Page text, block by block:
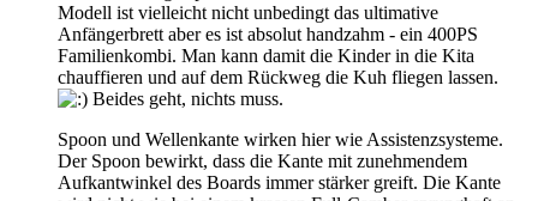
Modell ist vielleicht nicht unbedingt das ultimative
Anfängerbrett aber es ist absolut handzahm - ein 400PS
Familienkombi. Man kann damit die Kinder in die Kita
chauffieren und auf dem Rückweg die Kuh fliegen lassen.
Beides geht, nichts muss.
Spoon und Wellenkante wirken hier wie Assistenzsysteme.
Der Spoon bewirkt, dass die Kante mit zunehmendem
Aufkantwinkel des Boards immer stärker greift. Die Kante